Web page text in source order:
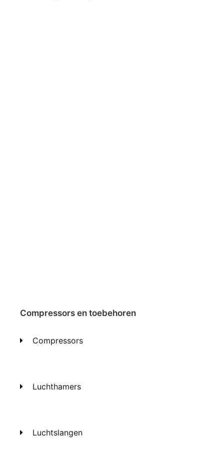
Compressors en toebehoren
Compressors
Luchthamers
Luchtslangen